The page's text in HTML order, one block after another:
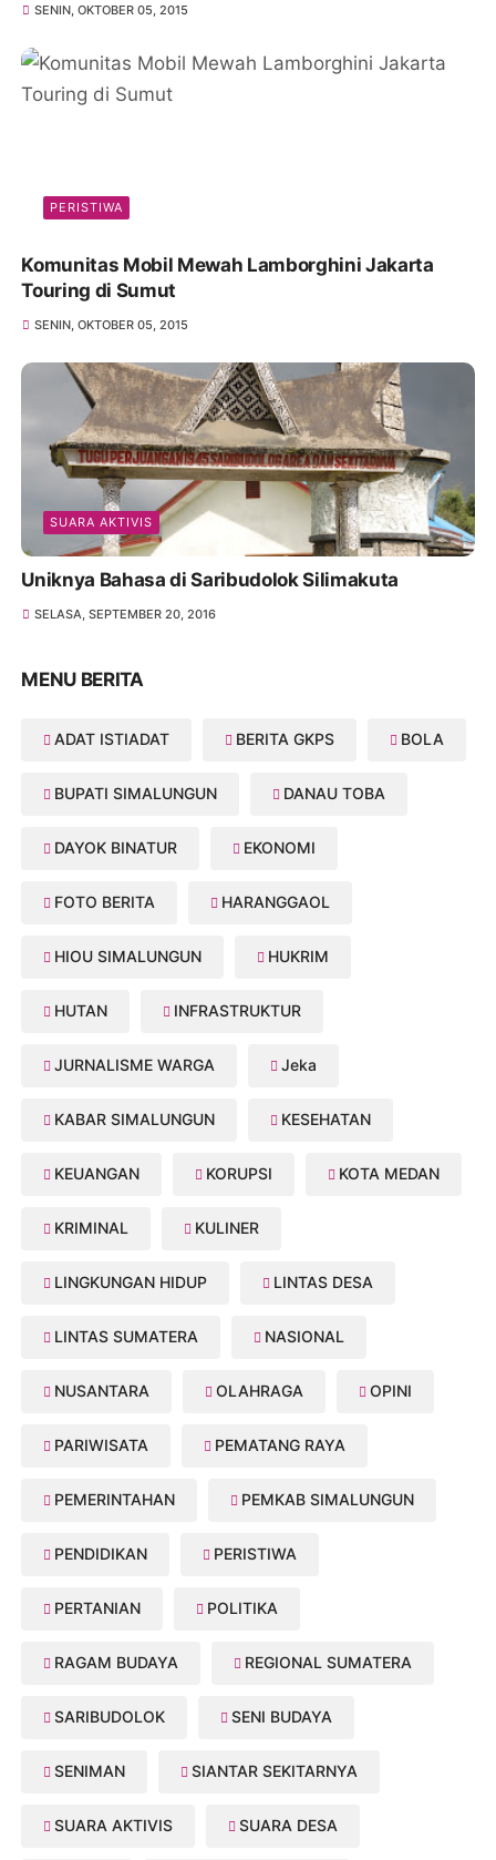
SENIN, OKTOBER 05, 2015
PERISTIWA
Komunitas Mobil Mewah Lamborghini Jakarta
Touring di Sumut
SENIN, OKTOBER 05, 2015
SUARA AKTIVIS
Uniknya Bahasa di Saribudolok Silimakuta
SELASA, SEPTEMBER 20, 2016
MENU BERITA
ADAT ISTIADAT BERITA GKPS BOLA
BUPATI SIMALUNGUN DANAU TOBA
DAYOK BINATUR EKONOMI
FOTO BERITA HARANGGAOL
HIOU SIMALUNGUN HUKRIM
HUTAN INFRASTRUKTUR
JURNALISME WARGA Jeka
KABAR SIMALUNGUN KESEHATAN
KEUANGAN KORUPSI KOTA MEDAN
KRIMINAL KULINER
LINGKUNGAN HIDUP LINTAS DESA
LINTAS SUMATERA NASIONAL
NUSANTARA OLAHRAGA OPINI
PARIWISATA PEMATANG RAYA
PEMERINTAHAN PEMKAB SIMALUNGUN
PENDIDIKAN PERISTIWA
PERTANIAN POLITIKA
RAGAM BUDAYA REGIONAL SUMATERA
SARIBUDOLOK SENI BUDAYA
SENIMAN SIANTAR SEKITARNYA
SUARA AKTIVIS SUARA DESA